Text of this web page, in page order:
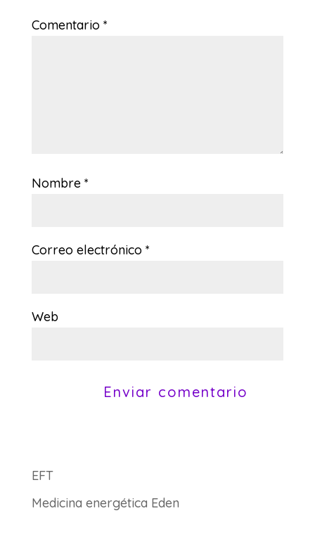
Comentario *
Nombre *
Correo electrónico *
Web
EFT
Medicina energética Eden